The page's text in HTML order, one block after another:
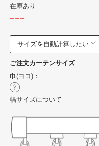
在庫あり
---
サイズを自動計算したい
ご注文カーテンサイズ
巾(ヨコ)：
幅サイズについて